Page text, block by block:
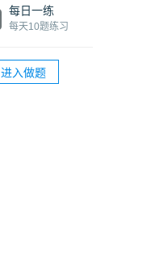
每日一练
每天10题练习
进入做题